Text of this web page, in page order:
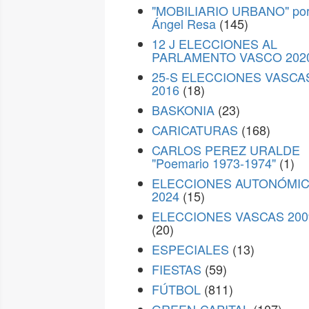
"MOBILIARIO URBANO"
Ángel Resa (145)
12 J ELECCIONES AL
PARLAMENTO VASCO
25-S ELECCIONES
2016 (18)
BASKONIA (23)
CARICATURAS (168)
CARLOS PEREZ URALDE
"Poemario 1973-1974" (1)
ELECCIONES
2024 (15)
ELECCIONES VASCAS
(20)
ESPECIALES (13)
FIESTAS (59)
FÚTBOL (811)